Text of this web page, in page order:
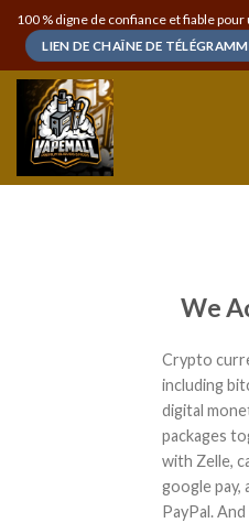
Skip
content
100 % digne de confiance et fiable
LIEN DE CHAÎNE DE
We
Crypto
including
digital
packages
with Zelle,
google pay,
PayPal.